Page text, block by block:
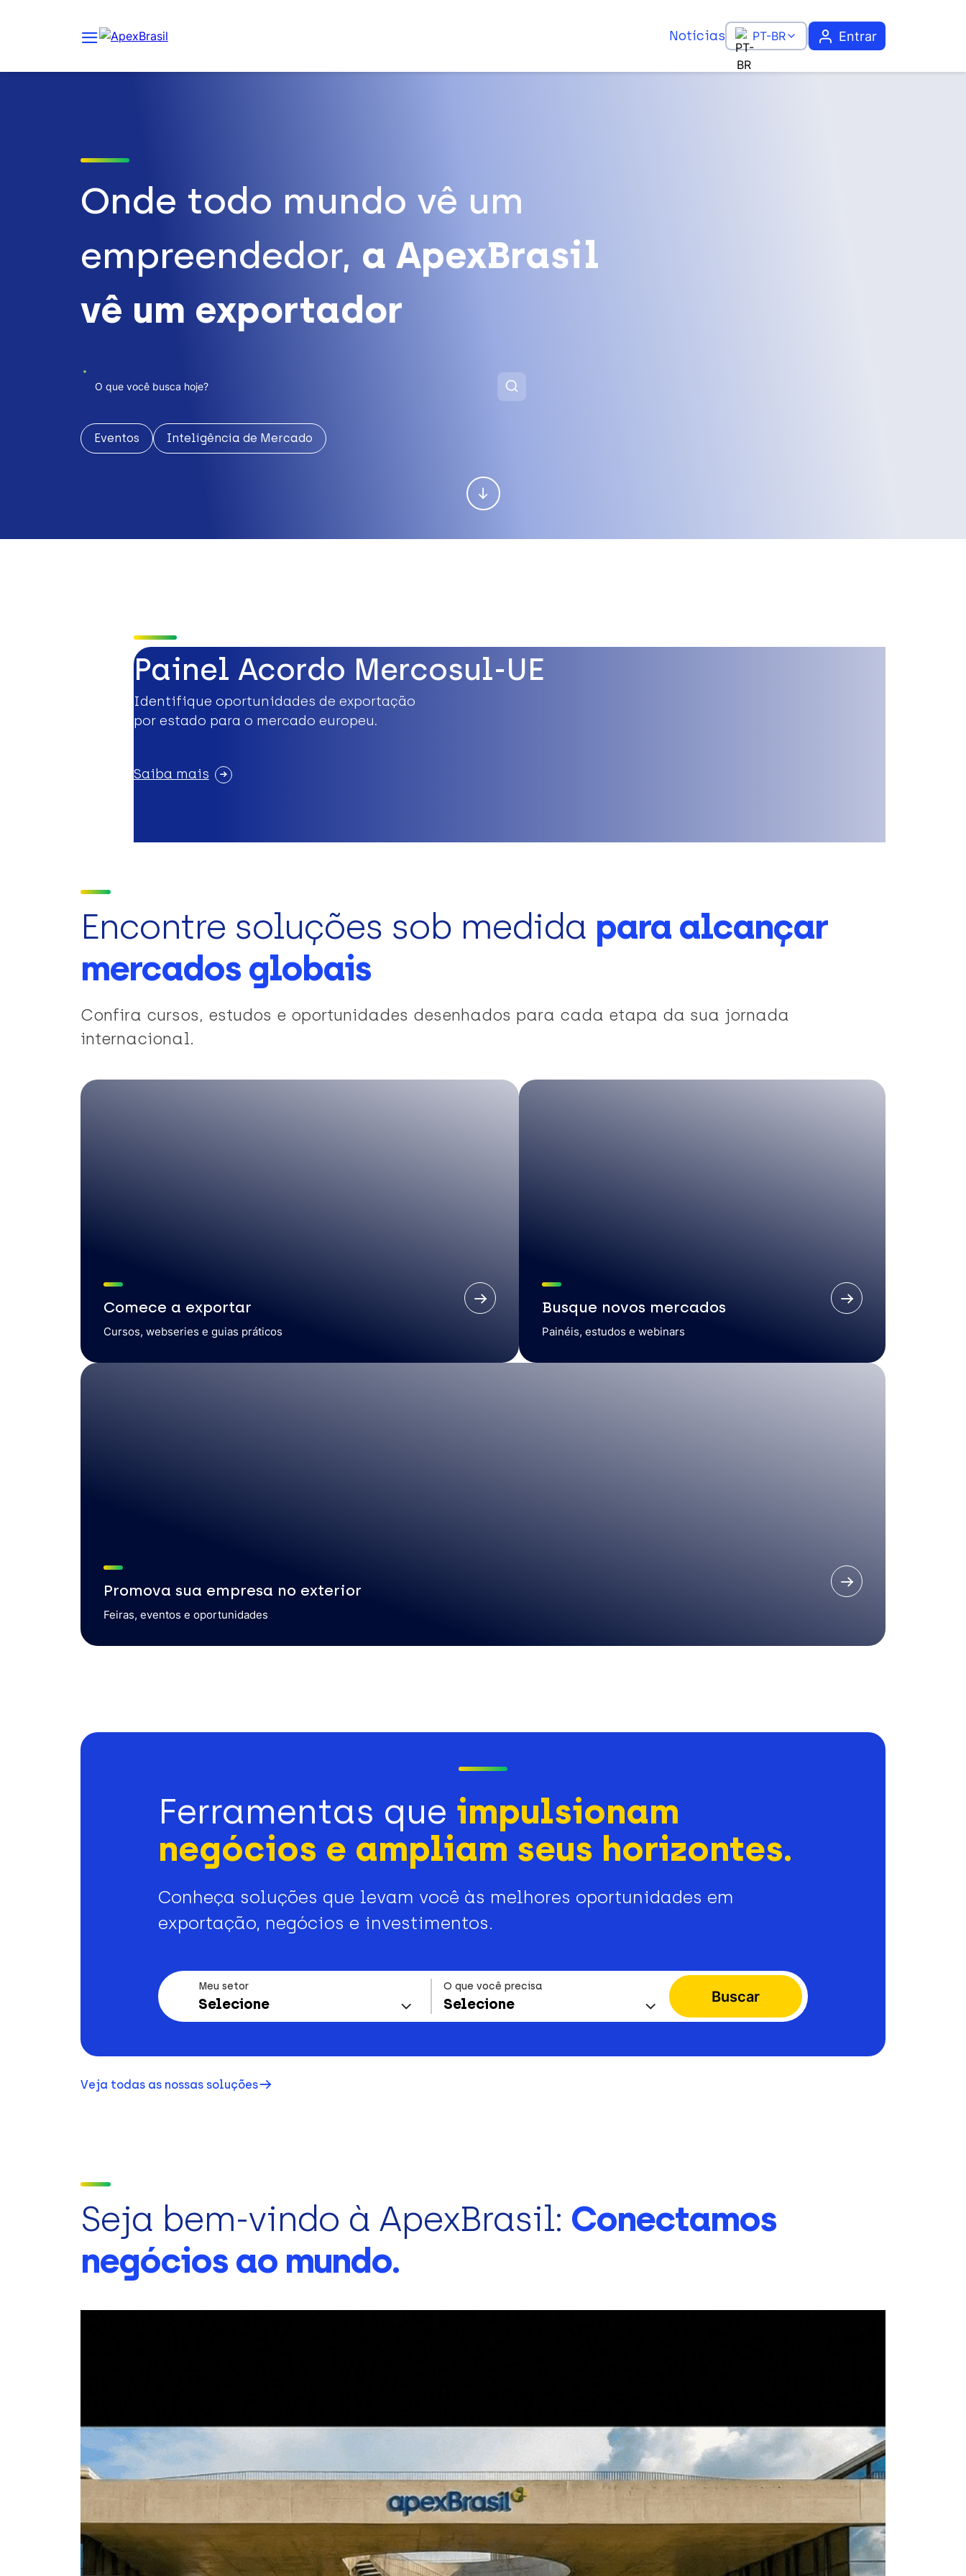
Notícias PT-BR Entrar
Onde todo mundo vê um
empreendedor, a ApexBrasil
vê um exportador
Eventos Inteligência de Mercado
Painel Acordo Mercosul-UE
Identifique oportunidades de exportação
por estado para o mercado europeu.
Saiba mais
Encontre soluções sob medida para alcançar
mercados globais
Confira cursos, estudos e oportunidades desenhados para cada etapa da sua jornada
internacional.
Comece a exportar
Cursos, webseries e guias práticos
Busque novos mercados
Painéis, estudos e webinars
Promova sua empresa no exterior
Feiras, eventos e oportunidades
Ferramentas que impulsionam
negócios e ampliam seus horizontes.
Conheça soluções que levam você às melhores oportunidades em
exportação, negócios e investimentos.
Meu setor
Selecione
O que você precisa
Selecione Buscar
Veja todas as nossas soluções
Seja bem-vindo à ApexBrasil: Conectamos
negócios ao mundo.